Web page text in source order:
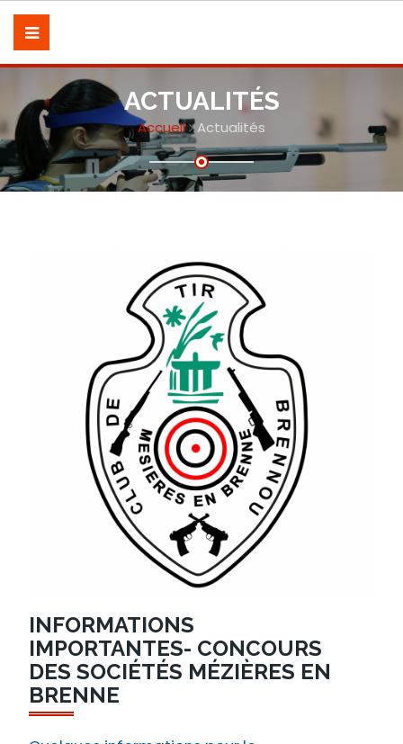
ACTUALITÉS
Accueil Actualités
INFORMATIONS
IMPORTANTES- CONCOURS
DES SOCIÉTÉS MÉZIÈRES EN
BRENNE